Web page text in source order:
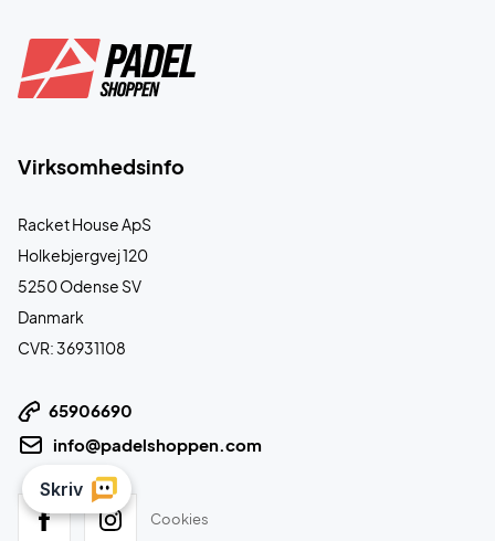
Virksomhedsinfo
Racket House ApS
Holkebjergvej 120
5250 Odense SV
Danmark
CVR: 36931108
65906690
info@padelshoppen.com
Cookies